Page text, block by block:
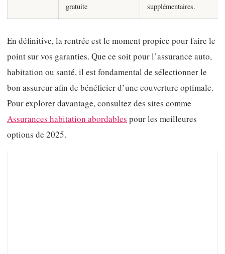
gratuite
supplémentaires.
En définitive, la rentrée est le moment propice pour faire le
point sur vos garanties. Que ce soit pour l’assurance auto,
habitation ou santé, il est fondamental de sélectionner le
bon assureur afin de bénéficier d’une couverture optimale.
Pour explorer davantage, consultez des sites comme
Assurances habitation abordables pour les meilleures
options de 2025.